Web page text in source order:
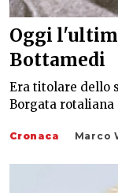
Oggi
Bottamedi
Era titolare dello
Borgata rotaliana
Cronaca Marco